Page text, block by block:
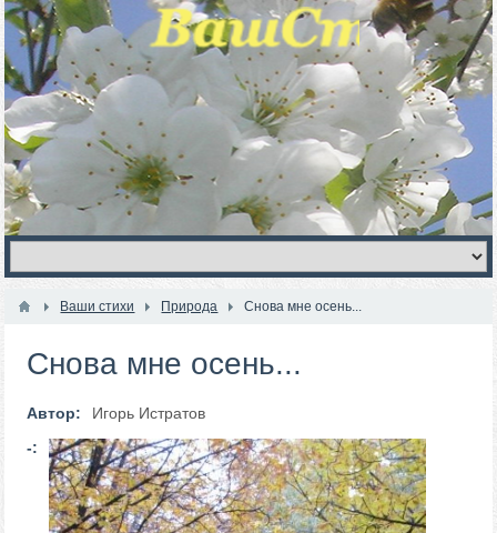
Ваши стихи Природа Снова мне осень...
Снова мне осень...
Автор:
Игорь Истратов
-: